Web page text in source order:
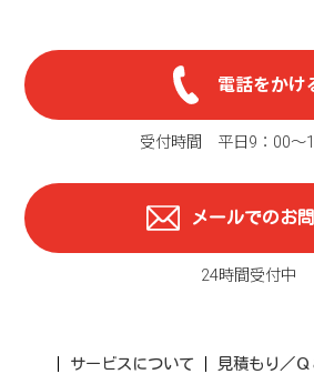
電話をかけ
受付時間 平日9：00〜
メールでのお
24時間受付中
サービスについて 見積もり／Ｑ